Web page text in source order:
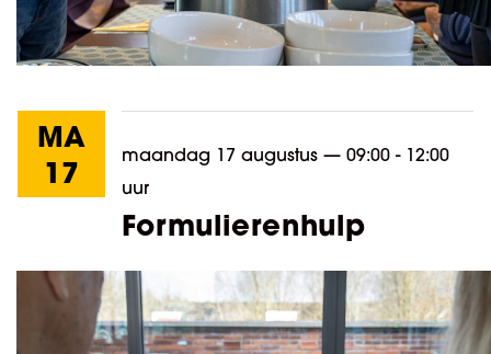
MA
17
maandag 17 augustus — 09:00 - 12:00
uur
Formulierenhulp